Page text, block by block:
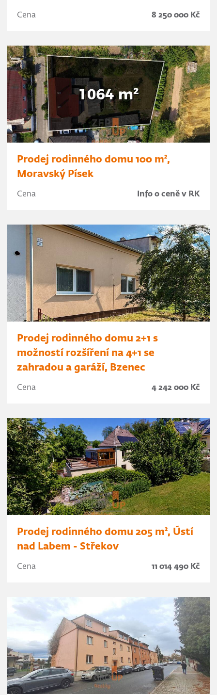
Cena 8 250 000 Kč
Prodej rodinného domu 100 m²,
Moravský Písek
Cena Info o ceně v RK
Prodej rodinného domu 2+1 s
možností rozšíření na 4+1 se
zahradou a garáží, Bzenec
Cena 4 242 000 Kč
Prodej rodinného domu 205 m², Ústí
nad Labem - Střekov
Cena 11 014 490 Kč